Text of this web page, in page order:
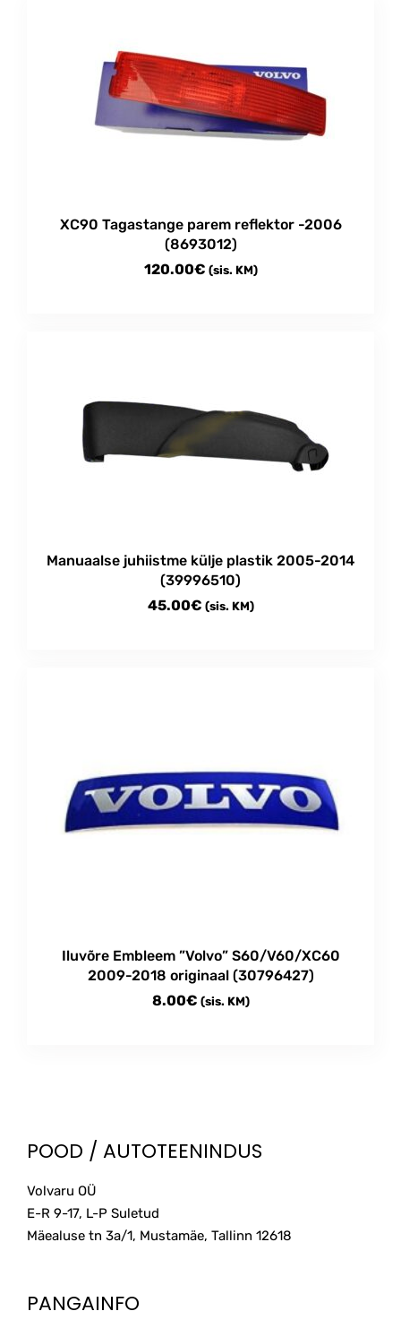
XC90 Tagastange parem reflektor -2006
(8693012)
120.00€ (sis. KM)
Manuaalse juhiistme külje plastik 2005-2014
(39996510)
45.00€ (sis. KM)
Iluvõre Embleem ”Volvo” S60/V60/XC60
2009-2018 originaal (30796427)
8.00€ (sis. KM)
POOD / AUTOTEENINDUS
Volvaru OÜ
E-R 9-17, L-P Suletud
Mäealuse tn 3a/1, Mustamäe, Tallinn 12618
PANGAINFO